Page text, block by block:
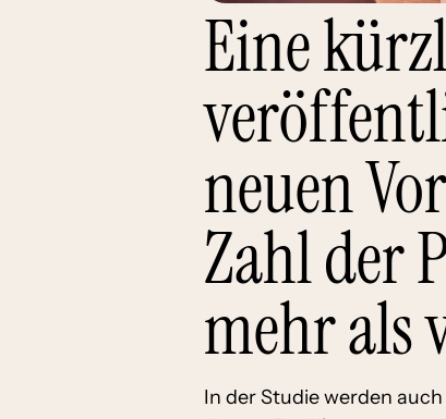
Eine
neuen
Zahl der
mehr als
In der Studie werden